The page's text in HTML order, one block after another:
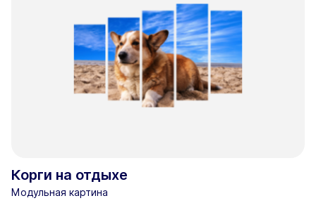
Корги на отдыхе
Модульная картина